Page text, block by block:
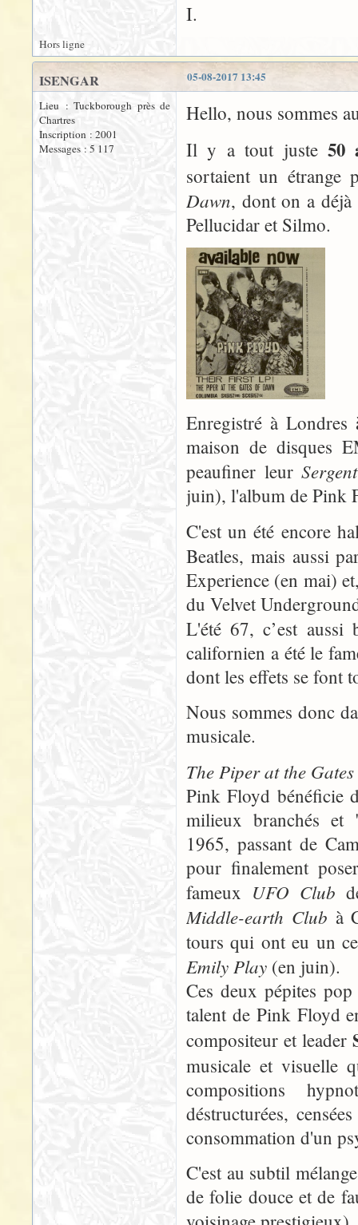
I.
Hors ligne
05-08-2017 13:45
ISENGAR
Lieu : Tuckborough près de
Chartres
Inscription : 2001
Messages : 5 117
Hello, nous sommes
Il y a tout juste 50
sortaient un
Dawn, dont on a
Pellucidar et Silmo.
Enregistré à
maison de disques
peaufiner leur
juin), l'album de Pink
C'est un été encore
Beatles, mais aussi
Experience (en mai)
du Velvet
L'été 67, c’est
californien a été le
dont les effets se font
Nous sommes donc
musicale.
The Piper at the
Pink Floyd bénéficie
milieux branchés et
1965, passant de
pour finalement
fameux UFO Club
Middle-earth Club à
tours qui ont eu un
Emily Play (en juin).
Ces deux pépites
talent de Pink Floyd
compositeur et leader
musicale et visuelle
compositions
déstructurées,
consommation d'un
C'est au subtil
de folie douce et de